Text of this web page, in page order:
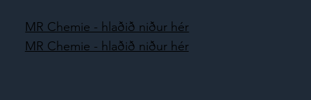
MR Chemie - hlaðið niður hér
MR Chemie - hlaðið niður hér